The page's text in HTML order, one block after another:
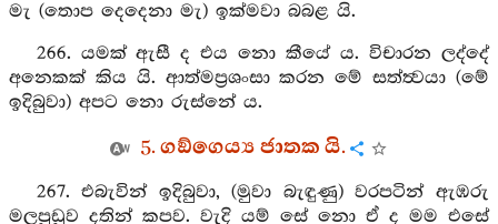
මැ (තොප දෙදෙනා මැ) ඉක්මවා බබළ යි.
266. යමක් ඇසී ද එය නො කීයේ ය. විචාරන ලද්දේ
අනෙකක් කිය යි. ආත්මප්‍රශංසා කරන මේ සත්ත්‍වයා (මේ
ඉදිබුවා) අපට නො රුස්නේ ය.
5. ගඞ්ගෙය්‍ය ජාතක යි.
267. එබැවින් ඉදිබුවා, (මුවා බැඳුණු) වරපටින් ඇඹරු
මලපුඩුව දතින් කපව. වැදි යම් සේ නො ඒ ද මම එසේ